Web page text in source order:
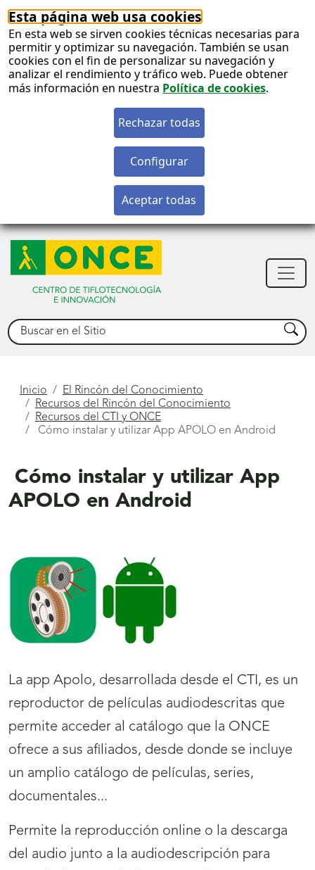
Esta página web usa cookies
En esta web se sirven cookies técnicas necesarias para
permitir y optimizar su navegación. También se usan
cookies con el fin de personalizar su navegación y
analizar el rendimiento y tráfico web. Puede obtener
más información en nuestra Política de cookies.
Buscar Buscar
Está
aquí
Inicio
El Rincón del Conocimiento
Recursos del Rincón del Conocimiento
Recursos del CTI y ONCE
Cómo instalar y utilizar App APOLO en Android
Cómo instalar y utilizar App
APOLO en Android
La app Apolo, desarrollada desde el CTI, es un
reproductor de películas audiodescritas que
permite acceder al catálogo que la ONCE
ofrece a sus afiliados, desde donde se incluye
un amplio catálogo de películas, series,
documentales...
Permite la reproducción online o la descarga
del audio junto a la audiodescripción para